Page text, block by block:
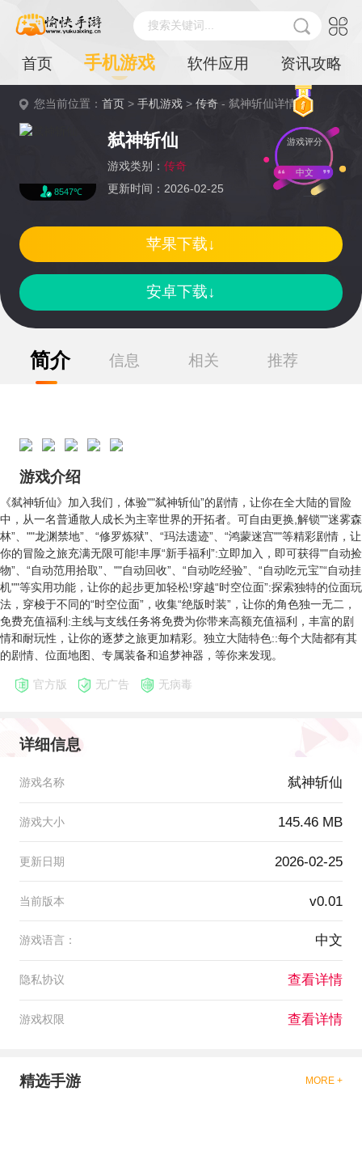
搜索关键词...
首页 手机游戏 软件应用 资讯攻略
您当前位置：首页 >手机游戏 >传奇 - 弑神斩仙详情
8547℃
弑神斩仙
游戏类别： 传奇
更新时间：2026-02-25
游戏评分
中文
安卓下载↓
苹果下载↓
简介 信息 相关 推荐
游戏介绍
《弑神斩仙》加入我们，体验""弑神斩仙”的剧情，让你在全大陆的冒险
中，从一名普通散人成长为主宰世界的开拓者。可自由更换,解锁""迷雾森
林”、""龙渊禁地”、“修罗炼狱”、“玛法遗迹”、“鸿蒙迷宫""等精彩剧情，让
你的冒险之旅充满无限可能!丰厚“新手福利”:立即加入，即可获得""自动捡
物”、“自动范用拾取”、""自动回收”、“自动吃经验”、“自动吃元宝”“自动挂
机""等实用功能，让你的起步更加轻松!穿越“时空位面”:探索独特的位面玩
法，穿梭于不同的“时空位面”，收集“绝版时装”，让你的角色独一无二，
免费充值福利:主线与支线任务将免费为你带来高额充值福利，丰富的剧
情和耐玩性，让你的逐梦之旅更加精彩。独立大陆特色::每个大陆都有其
的剧情、位面地图、专属装备和追梦神器，等你来发现。
官方版 无广告 无病毒
详细信息
游戏名称 弑神斩仙
游戏大小 145.46 MB
更新日期 2026-02-25
当前版本 v0.01
游戏语言： 中文
隐私协议 查看详情
游戏权限 查看详情
精选手游 MORE +